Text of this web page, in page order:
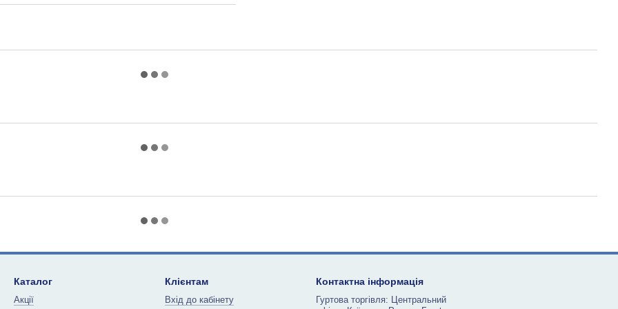
Каталог
Акції
Клієнтам
Вхід до кабінету
Контактна інформація
Гуртова торгівля: Центральний